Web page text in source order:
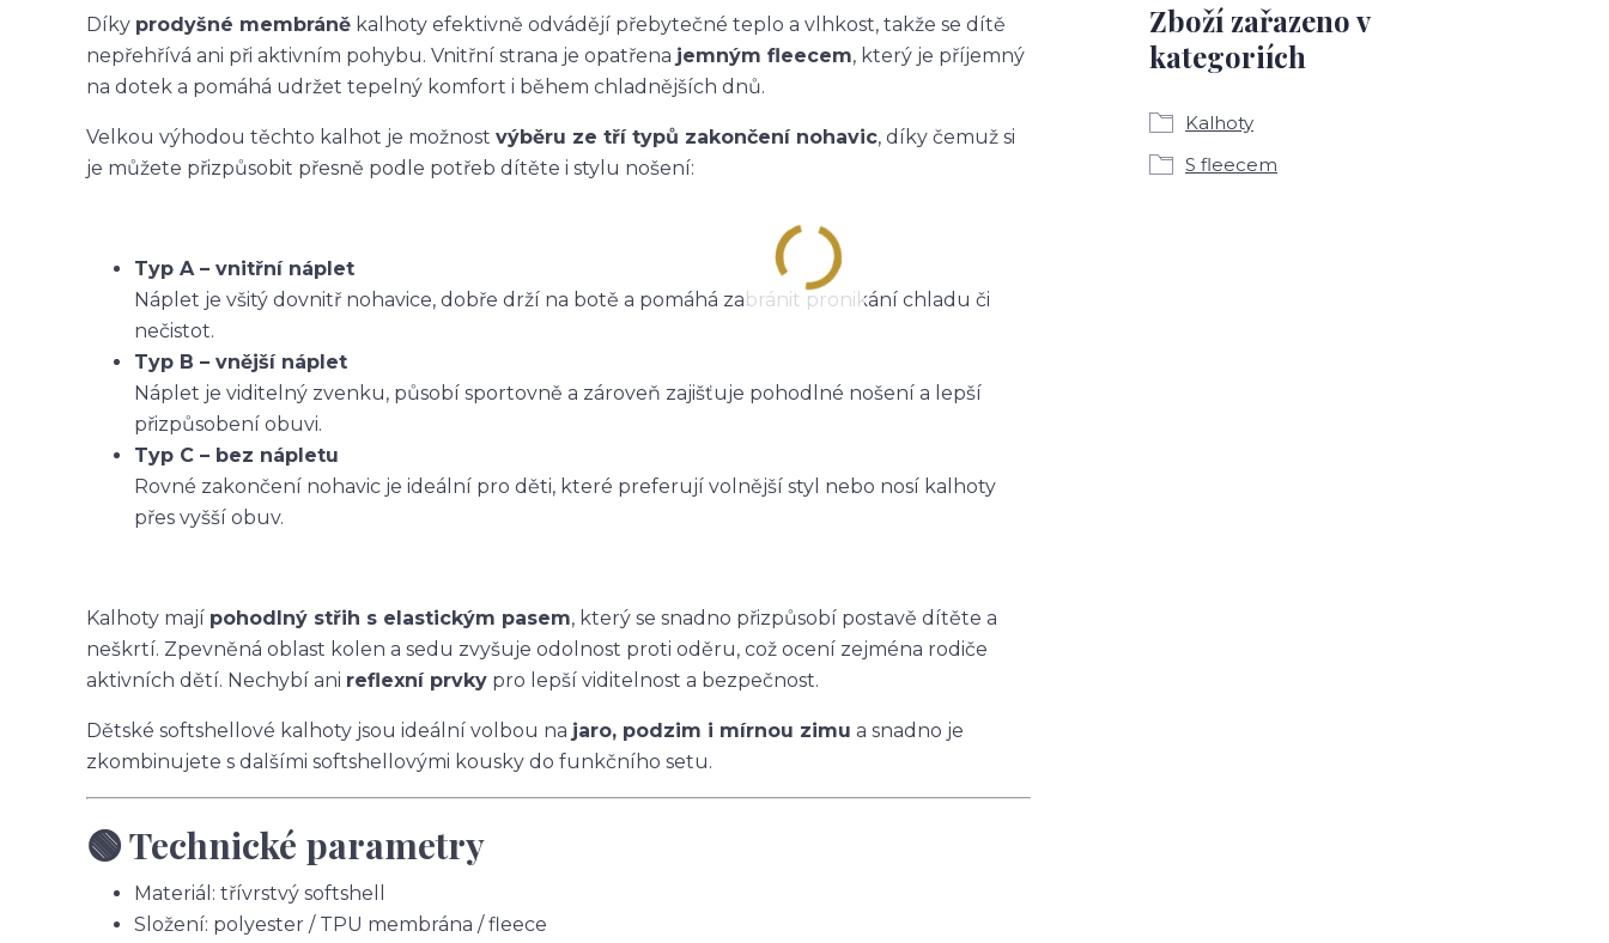
Díky prodyšné membráně kalhoty efektivně odvádějí přebytečné teplo a vlhkost, takže se dítě
nepřehřívá ani při aktivním pohybu. Vnitřní strana je opatřena jemným fleecem, který je příjemný
na dotek a pomáhá udržet tepelný komfort i během chladnějších dnů.
Velkou výhodou těchto kalhot je možnost výběru ze tří typů zakončení nohavic, díky čemuž si
je můžete přizpůsobit přesně podle potřeb dítěte i stylu nošení:
Typ A – vnitřní náplet
Náplet je všitý dovnitř nohavice, dobře drží na botě a pomáhá zabránit pronikání chladu či
nečistot.
Typ B – vnější náplet
Náplet je viditelný zvenku, působí sportovně a zároveň zajišťuje pohodlné nošení a lepší
přizpůsobení obuvi.
Typ C – bez nápletu
Rovné zakončení nohavic je ideální pro děti, které preferují volnější styl nebo nosí kalhoty
přes vyšší obuv.
Kalhoty mají pohodlný střih s elastickým pasem, který se snadno přizpůsobí postavě dítěte a
neškrtí. Zpevněná oblast kolen a sedu zvyšuje odolnost proti oděru, což ocení zejména rodiče
aktivních dětí. Nechybí ani reflexní prvky pro lepší viditelnost a bezpečnost.
Dětské softshellové kalhoty jsou ideální volbou na jaro, podzim i mírnou zimu a snadno je
zkombinujete s dalšími softshellovými kousky do funkčního setu.
🟢 Technické parametry
Materiál: třívrstvý softshell
Složení: polyester / TPU membrána / fleece
Zboží zařazeno v
kategoriích
Kalhoty
S fleecem